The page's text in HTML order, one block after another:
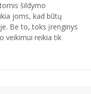
šildymo
joms, kad būtų
Be to, toks įrenginys
veikimui reikia tik